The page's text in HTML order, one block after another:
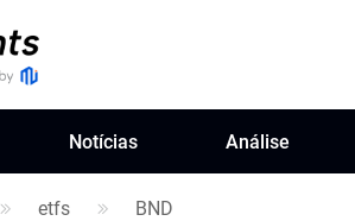
Notícias Análise
etfs BND